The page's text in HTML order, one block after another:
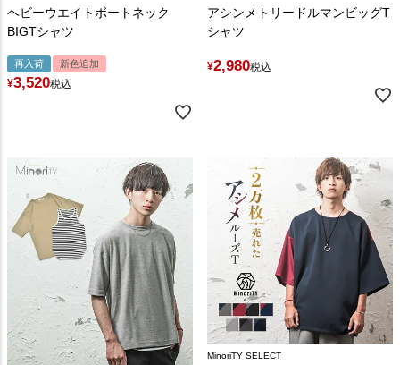
ヘビーウエイトボートネック
BIGTシャツ
再入荷 新色追加
¥3,520税込
アシンメトリードルマンビッグT
シャツ
¥2,980税込
MinoriTY SELECT